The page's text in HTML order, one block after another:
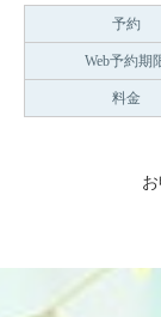
予約
Web予約期
料金